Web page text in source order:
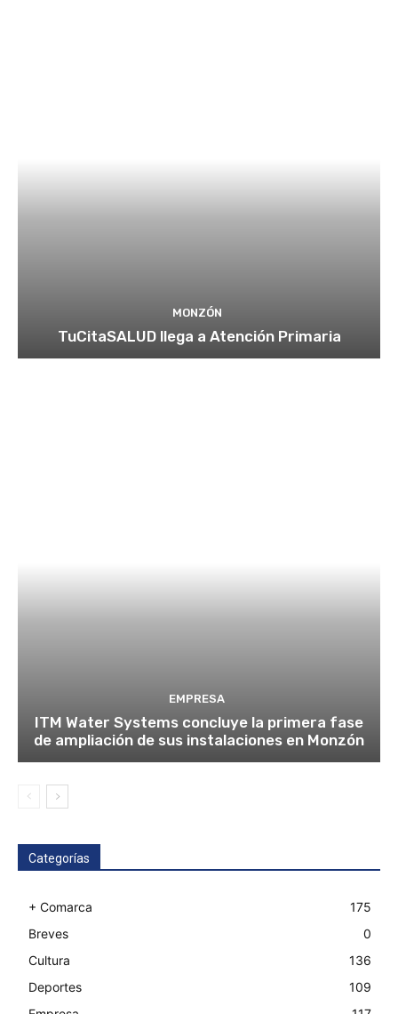
MONZÓN
TuCitaSALUD llega a Atención Primaria
EMPRESA
ITM Water Systems concluye la primera fase
de ampliación de sus instalaciones en Monzón
Categorías
+ Comarca
175
Breves
0
Cultura
136
Deportes
109